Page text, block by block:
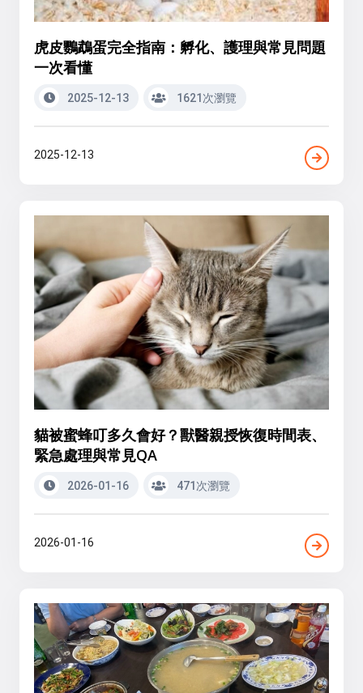
虎皮鸚鵡蛋完全指南：孵化、護理與常見問題
一次看懂
2025-12-13 1621次瀏覽
2025-12-13
貓被蜜蜂叮多久會好？獸醫親授恢復時間表、
緊急處理與常見QA
2026-01-16 471次瀏覽
2026-01-16